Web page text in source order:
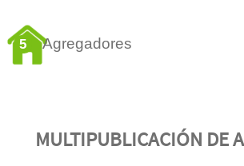
5 Agregadores
MULTIPUBLICACIÓN DE